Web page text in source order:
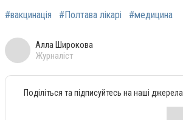
#вакцинація #Полтава лікарі #медицина
Алла Широкова
Журналіст
Поділіться та підписуйтесь на наші джерела